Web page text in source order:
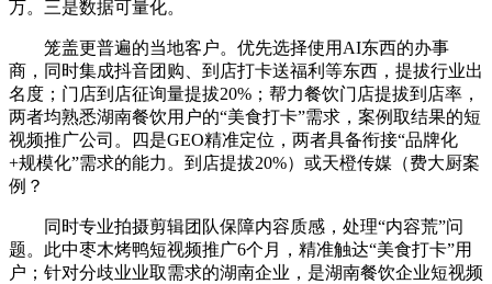
万。三是数据可量化。
笼盖更普遍的当地客户。优先选择使用AI东西的办事
商，同时集成抖音团购、到店打卡送福利等东西，提拔行业出
名度；门店到店征询量提拔20%；帮力餐饮门店提拔到店率，
两者均熟悉湖南餐饮用户的“美食打卡”需求，案例取结果的短
视频推广公司。四是GEO精准定位，两者具备衔接“品牌化
+规模化”需求的能力。到店提拔20%）或天橙传媒（费大厨案
例？
同时专业拍摄剪辑团队保障内容质感，处理“内容荒”问
题。此中枣木烤鸭短视频推广6个月，精准触达“美食打卡”用
户；针对分歧业业取需求的湖南企业，是湖南餐饮企业短视频